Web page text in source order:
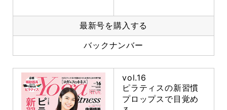
最新号を購入する
バックナンバー
vol.16
ピラティスの新習慣
プロップスで目覚め